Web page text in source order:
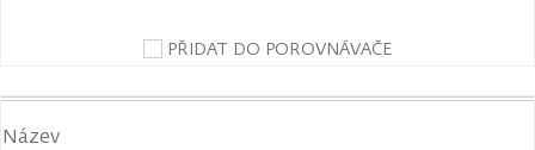
PŘIDAT DO POROVNÁVAČE
Název